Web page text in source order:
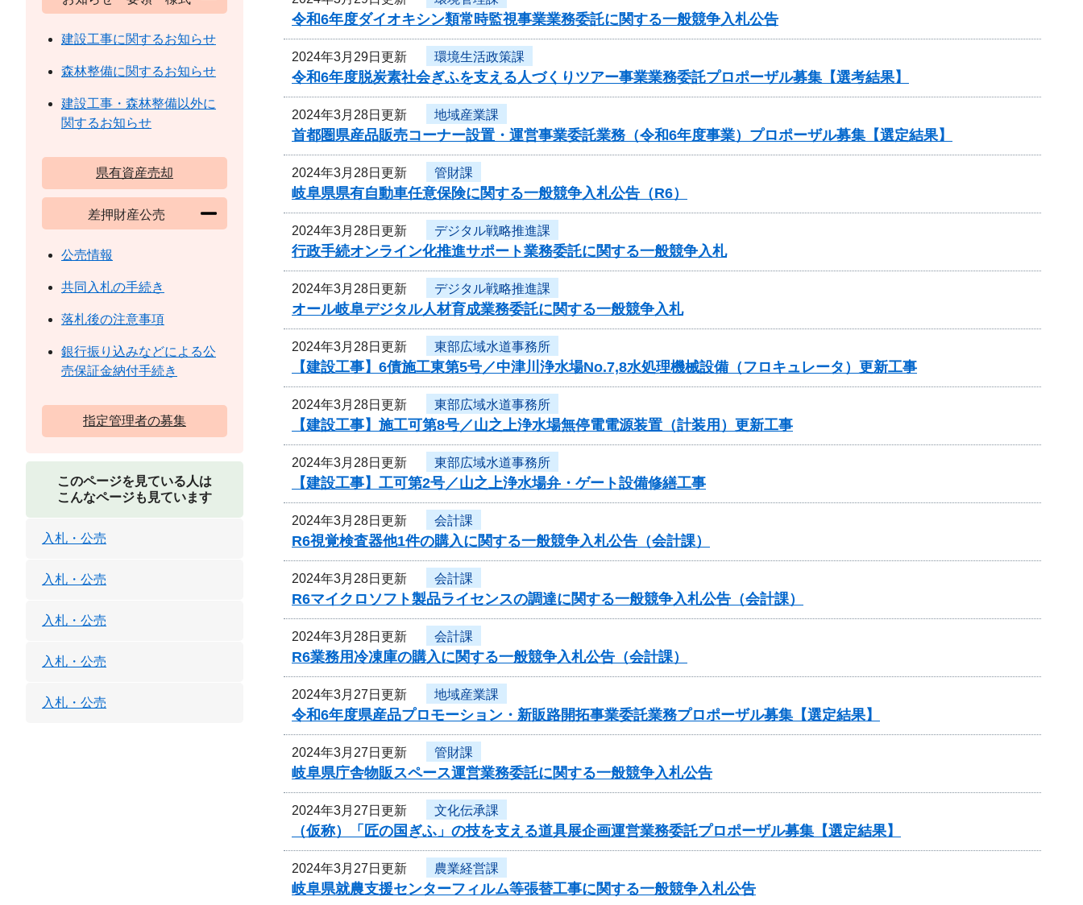
令和6年度ダイオキシン類常時監視事業業務委託に関する一般競争入札公告
2024年3月29日更新 環境生活政策課
令和6年度脱炭素社会ぎふを支える人づくりツアー事業業務委託プロポーザル募集【選考結果】
2024年3月28日更新 地域産業課
首都圏県産品販売コーナー設置・運営事業委託業務（令和6年度事業）プロポーザル募集【選定結果】
2024年3月28日更新 管財課
岐阜県県有自動車任意保険に関する一般競争入札公告（R6）
2024年3月28日更新 デジタル戦略推進課
行政手続オンライン化推進サポート業務委託に関する一般競争入札
2024年3月28日更新 デジタル戦略推進課
オール岐阜デジタル人材育成業務委託に関する一般競争入札
2024年3月28日更新 東部広域水道事務所
【建設工事】6債施工東第5号／中津川浄水場No.7,8水処理機械設備（フロキュレータ）更新工事
2024年3月28日更新 東部広域水道事務所
【建設工事】施工可第8号／山之上浄水場無停電電源装置（計装用）更新工事
2024年3月28日更新 東部広域水道事務所
【建設工事】工可第2号／山之上浄水場弁・ゲート設備修繕工事
2024年3月28日更新 会計課
R6視覚検査器他1件の購入に関する一般競争入札公告（会計課）
2024年3月28日更新 会計課
R6マイクロソフト製品ライセンスの調達に関する一般競争入札公告（会計課）
2024年3月28日更新 会計課
R6業務用冷凍庫の購入に関する一般競争入札公告（会計課）
2024年3月27日更新 地域産業課
令和6年度県産品プロモーション・新販路開拓事業委託業務プロポーザル募集【選定結果】
2024年3月27日更新 管財課
岐阜県庁舎物販スペース運営業務委託に関する一般競争入札公告
2024年3月27日更新 文化伝承課
（仮称）「匠の国ぎふ」の技を支える道具展企画運営業務委託プロポーザル募集【選定結果】
2024年3月27日更新 農業経営課
岐阜県就農支援センターフィルム等張替工事に関する一般競争入札公告
建設工事に関するお知らせ
森林整備に関するお知らせ
建設工事・森林整備以外に
関するお知らせ
県有資産売却
差押財産公売
公売情報
共同入札の手続き
落札後の注意事項
銀行振り込みなどによる公
売保証金納付手続き
指定管理者の募集
このページを見ている人は
こんなページも見ています
入札・公売
入札・公売
入札・公売
入札・公売
入札・公売